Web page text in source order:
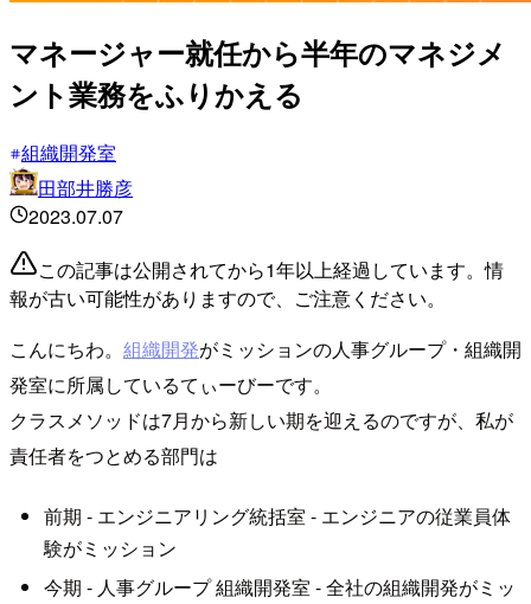
マネージャー就任から半年のマネジメ
ント業務をふりかえる
組織開発室
田部井勝彦
2023.07.07
この記事は公開されてから1年以上経過しています。情
報が古い可能性がありますので、ご注意ください。
こんにちわ。 組織開発がミッションの人事グループ・組織開
発室に所属しているてぃーびーです。
クラスメソッドは7月から新しい期を迎えるのですが、私が
責任者をつとめる部門は
前期 - エンジニアリング統括室 - エンジニアの従業員体
験がミッション
今期 - 人事グループ 組織開発室 - 全社の組織開発がミッ